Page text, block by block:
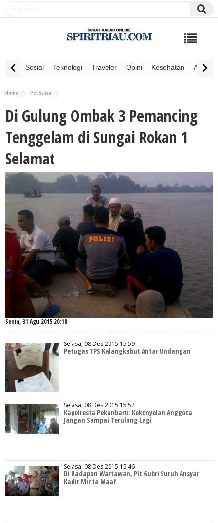
Sosial Teknologi Traveler Opini Kesehatan
Home Peristiwa
Di Gulung Ombak 3 Pemancing
Tenggelam di Sungai Rokan 1
Selamat
Senin, 31 Agu 2015 20:18
Selasa, 08 Des 2015 15:59
Petugas TPS Kalangkabut Antar Undangan
Selasa, 08 Des 2015 15:52
Kapolresta Pekanbaru: Kekonyolan Anggota
Jangan Sampai Terulang Lagi
Selasa, 08 Des 2015 15:46
Di Hadapan Wartawan, Plt Gubri Suruh Ansyari
Kadir Minta Maaf